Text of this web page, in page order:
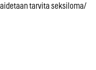
tarvita seksiloma/